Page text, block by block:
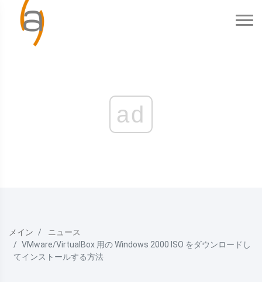
ad
メイン
ニュース
VMware/VirtualBox 用の Windows 2000 ISO をダウンロードし
てインストールする方法